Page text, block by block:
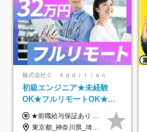
株式会社Ｃ Ａｄｄｉｔｉｏｎ
初級エンジニア★未経験
OK★フルリモートOK★月
給32万円～★残業月10h＆
年休120日以上★副業可
★前職給与保証あり ★月給32万円以上＋インセンティブあり 月給32万円以上＋インセンティブ＋各種手当 ※上記には固定残業代（月30時間・44,400円～）を含みます ※超過分は別途支給します ※試用期間はございません ★＼成果＝あなたの収入／★ 【1】案件単価ー8万円＝あなたの給与 参画したプロジェクトの案件単価から 一律8万円引いた金額があなたの給与です！ （月給例） ■1人称での構築・小規模な詳細設計 案件単価55万円ー8万円＝月給47万円（還元率85.5%） ■大型案件の設計・構築やプロジェクト管理 案件単価90万円ー8万円＝月給82万円（還元率91.1%） ‥‥‥‥‥‥‥‥‥‥‥‥‥‥‥‥‥‥ 【2】月給の他にも豊富なインセンティブあり 全員が月3～13万円のインセンティブをゲットしています！ ≪インセンティブ制度≫ 稼働している現場で増員・交代が発生し、 当社の人員を配属が決定した際に支給。 ◇C Addition正社員が参画 ：実粗利の10%／毎月 ◇協力会社所属の社員が参画：実粗利の30%／毎月 ≪リファラル制度≫ あなたの知り合いが当社のメンバーになった際に、 毎月1人あたり2万円支給します◎ ‥‥‥‥‥‥‥‥‥‥‥‥‥‥‥‥‥‥
東京都_神奈川県_埼玉県_千葉県_大阪府_愛知県_北海道_青森県_岩手県_宮城県_秋田県_山形県_福島県_茨城県_栃木県_群馬県_新潟県_山梨県_長野県_富山県_石川県_福井県_静岡県_岐阜県_三重県_兵庫県_京都府_滋賀県_奈良県_和歌山県_広島県_岡山県_鳥取県_島根県_山口県_徳島県_香川県_愛媛県_高知県_福岡県_熊本県_佐賀県_長崎県_大分県_宮崎県_鹿児島県_沖縄県